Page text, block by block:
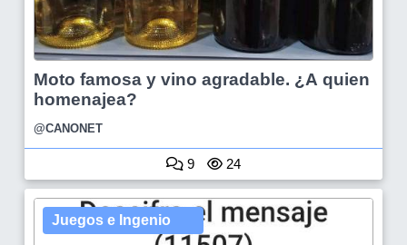
Moto famosa y vino agradable. ¿A quien
homenajea?
@CANONET
9 24
Juegos e Ingenio